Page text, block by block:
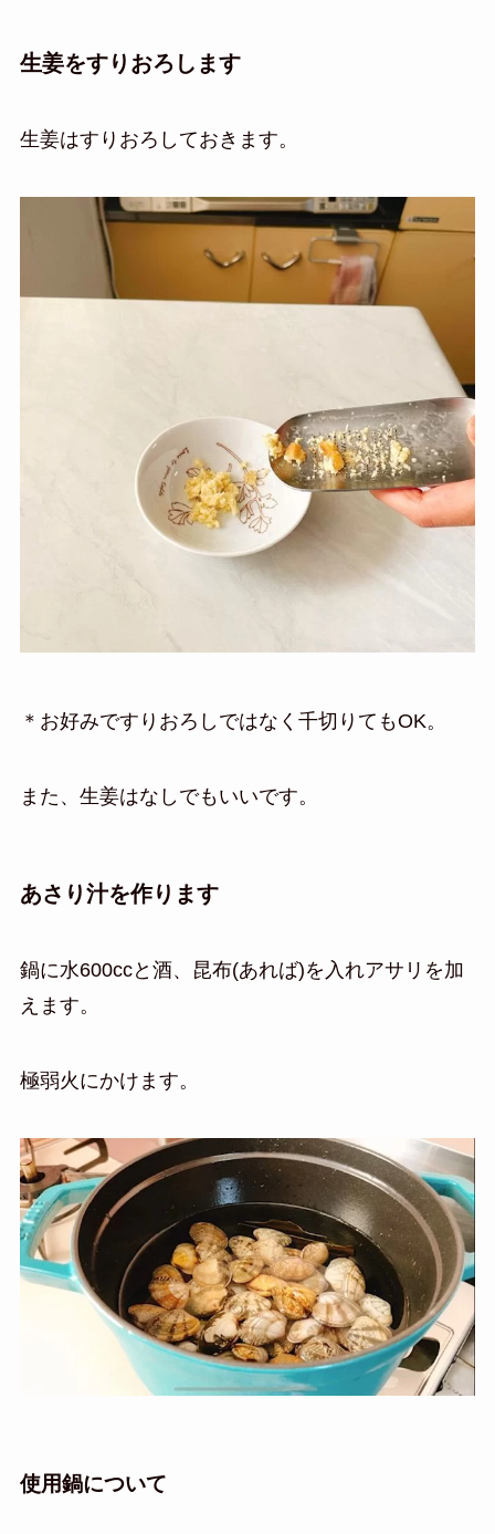
生姜をすりおろします
生姜はすりおろしておきます。
＊お好みですりおろしではなく千切りてもOK。
また、生姜はなしでもいいです。
あさり汁を作ります
鍋に水600ccと酒、昆布(あれば)を入れアサリを加
えます。
極弱火にかけます。
使用鍋について